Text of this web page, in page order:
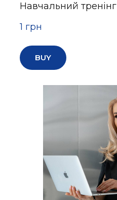
Навчальний тренінг
1 грн
BUY